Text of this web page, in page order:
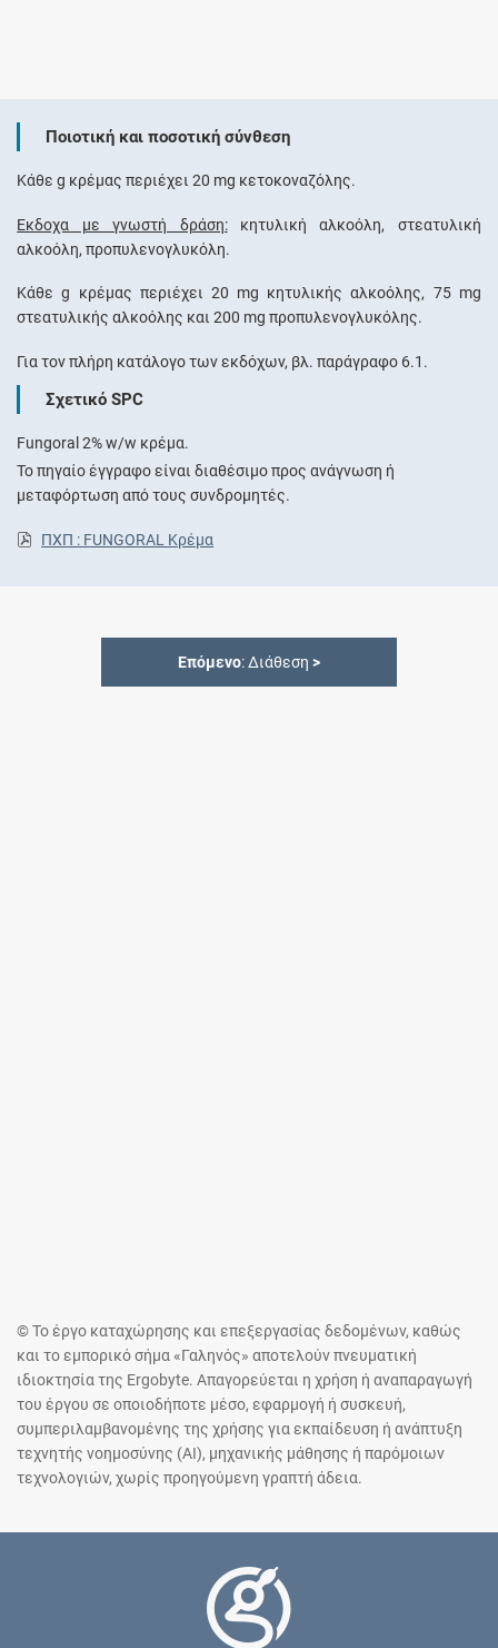
Ποιοτική και ποσοτική σύνθεση
Κάθε g κρέμας περιέχει 20 mg κετοκοναζόλης.
Έκδοχα με γνωστή δράση:κητυλική αλκοόλη, στεατυλική
αλκοόλη, προπυλενογλυκόλη.
Κάθε g κρέμας περιέχει 20 mg κητυλικής αλκοόλης, 75 mg
στεατυλικής αλκοόλης και 200 mg προπυλενογλυκόλης.
Για τον πλήρη κατάλογο των εκδόχων, βλ. παράγραφο 6.1.
Σχετικό SPC
Fungoral 2% w/w κρέμα.
Το πηγαίο έγγραφο είναι διαθέσιμο προς ανάγνωση ή
μεταφόρτωση από τους συνδρομητές.
ΠΧΠ : FUNGORAL Κρέμα
Επόμενο: Διάθεση >
© Το έργο καταχώρησης και επεξεργασίας δεδομένων, καθώς
και το εμπορικό σήμα «Γαληνός» αποτελούν πνευματική
ιδιοκτησία της Ergobyte. Απαγορεύεται η χρήση ή αναπαραγωγή
του έργου σε οποιοδήποτε μέσο, εφαρμογή ή συσκευή,
συμπεριλαμβανομένης της χρήσης για εκπαίδευση ή ανάπτυξη
τεχνητής νοημοσύνης (AI), μηχανικής μάθησης ή παρόμοιων
τεχνολογιών, χωρίς προηγούμενη γραπτή άδεια.